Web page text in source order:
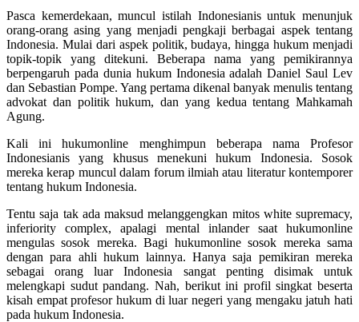
Pasca kemerdekaan, muncul istilah Indonesianis untuk menunjuk
orang-orang asing yang menjadi pengkaji berbagai aspek tentang
Indonesia. Mulai dari aspek politik, budaya, hingga hukum menjadi
topik-topik yang ditekuni. Beberapa nama yang pemikirannya
berpengaruh pada dunia hukum Indonesia adalah Daniel Saul Lev
dan Sebastian Pompe. Yang pertama dikenal banyak menulis tentang
advokat dan politik hukum, dan yang kedua tentang Mahkamah
Agung.
Kali ini hukumonline menghimpun beberapa nama Profesor
Indonesianis yang khusus menekuni hukum Indonesia. Sosok
mereka kerap muncul dalam forum ilmiah atau literatur kontemporer
tentang hukum Indonesia.
Tentu saja tak ada maksud melanggengkan mitos white supremacy,
inferiority complex, apalagi mental inlander saat hukumonline
mengulas sosok mereka. Bagi hukumonline sosok mereka sama
dengan para ahli hukum lainnya. Hanya saja pemikiran mereka
sebagai orang luar Indonesia sangat penting disimak untuk
melengkapi sudut pandang. Nah, berikut ini profil singkat beserta
kisah empat profesor hukum di luar negeri yang mengaku jatuh hati
pada hukum Indonesia.